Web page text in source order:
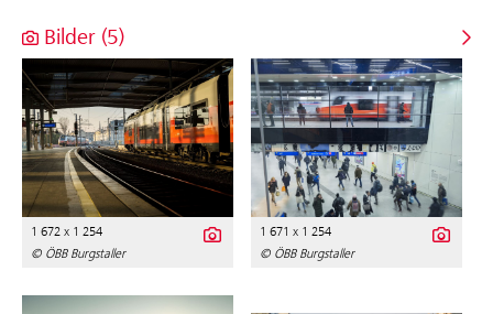
Bilder (5)
1 672 x 1 254
© ÖBB Burgstaller
1 671 x 1 254
© ÖBB Burgstaller